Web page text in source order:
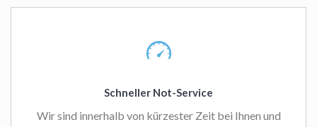
Schneller Not-Service
Wir sind innerhalb von kürzester Zeit bei Ihnen und